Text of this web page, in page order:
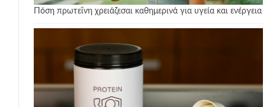
Πόση πρωτεΐνη χρειάζεσαι καθημερινά για υγεία και ενέργεια